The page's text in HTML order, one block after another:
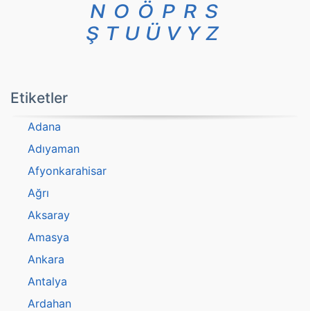
N O Ö P R S
Ş T U Ü V Y Z
Etiketler
Adana
Adıyaman
Afyonkarahisar
Ağrı
Aksaray
Amasya
Ankara
Antalya
Ardahan